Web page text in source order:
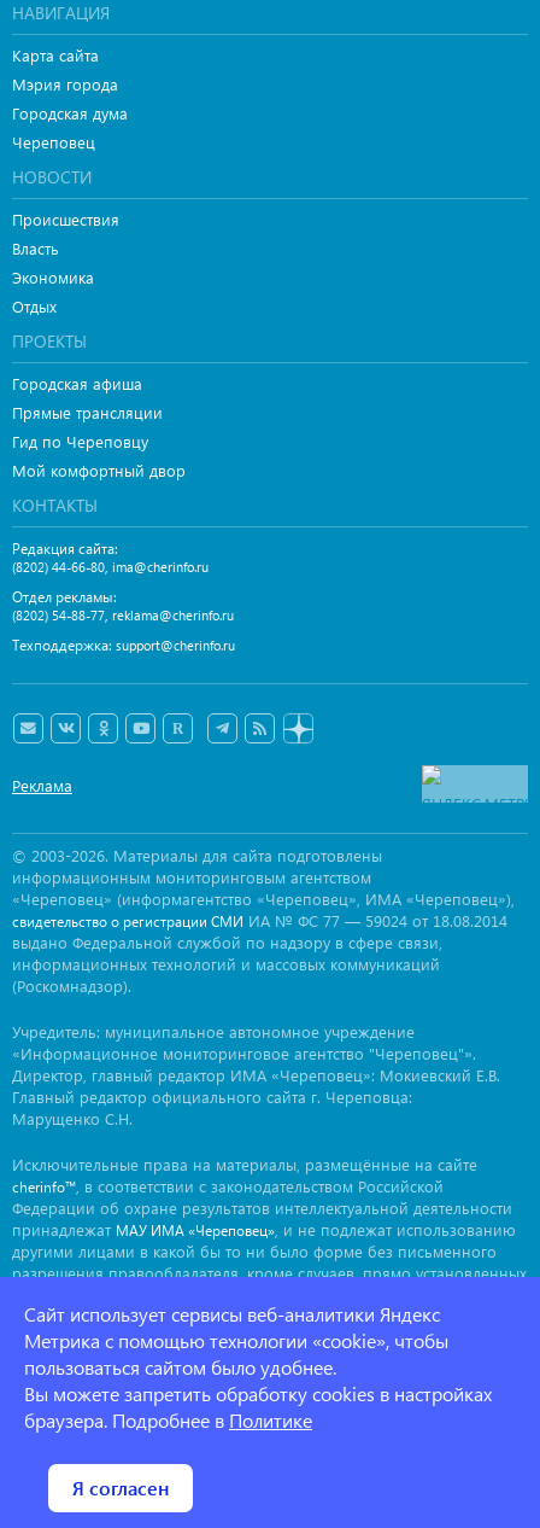
НАВИГАЦИЯ
Карта сайта
Мэрия города
Городская дума
Череповец
НОВОСТИ
Происшествия
Власть
Экономика
Отдых
ПРОЕКТЫ
Городская афиша
Прямые трансляции
Гид по Череповцу
Мой комфортный двор
КОНТАКТЫ
Редакция сайта:
(8202) 44-66-80, ima@cherinfo.ru
Отдел рекламы:
(8202) 54-88-77, reklama@cherinfo.ru
Техподдержка: support@cherinfo.ru
Реклама
© 2003-2026. Материалы для сайта подготовлены
информационным мониторинговым агентством
«Череповец» (информагентство «Череповец», ИМА «Череповец»),
свидетельство о регистрации СМИ ИА № ФС 77 — 59024 от 18.08.2014
выдано Федеральной службой по надзору в сфере связи,
информационных технологий и массовых коммуникаций
(Роскомнадзор).
Учредитель: муниципальное автономное учреждение
«Информационное мониторинговое агентство "Череповец"».
Директор, главный редактор ИМА «Череповец»: Мокиевский Е.В.
Главный редактор официального сайта г. Череповца:
Марущенко С.Н.
Исключительные права на материалы, размещённые на сайте
cherinfo™ , в соответствии с законодательством Российской
Федерации об охране результатов интеллектуальной деятельности
принадлежат МАУ ИМА «Череповец» , и не подлежат использованию
другими лицами в какой бы то ни было форме без письменного
разрешения правообладателя, кроме случаев, прямо установленных
ima@cherinfo.ru. Мнение авторов может не совпадать с мнением
редакции.
При использовании материалов сайтаcherinfo™
является прямая, открытая для индексации гиперссылка на
страницу, с которой материал заимствован. Гиперссылка должна
размещаться непосредственно в тексте, воспроизводящем
оригинальный материал
Политика конфеденциальности
Сайт использует сервисы веб-аналитики Яндекс
Метрика с помощью технологии «cookie», чтобы
пользоваться сайтом было удобнее.
Вы можете запретить обработку cookies в настройках
браузера. Подробнее в Политике